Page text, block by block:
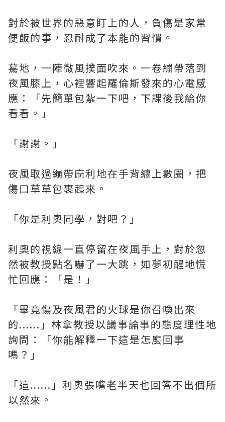
對於被世界的惡意盯上的人，負傷是家常
便飯的事，忍耐成了本能的習慣。
驀地，一陣微風撲面吹來。一卷繃帶落到
夜風膝上，心裡響起羅倫斯發來的心電感
應：「先簡單包紮一下吧，下課後我給你
看看。」
「謝謝。」
夜風取過繃帶麻利地在手背纏上數圈，把
傷口草草包裹起來。
「你是利奧同學，對吧？」
利奧的視線一直停留在夜風手上，對於忽
然被教授點名嚇了一大跳，如夢初醒地慌
忙回應：「是！」
「畢竟傷及夜風君的火球是你召喚出來
的......」林拿教授以議事論事的態度理性地
詢問：「你能解釋一下這是怎麼回事
嗎？」
「這......」利奧張嘴老半天也回答不出個所
以然來。